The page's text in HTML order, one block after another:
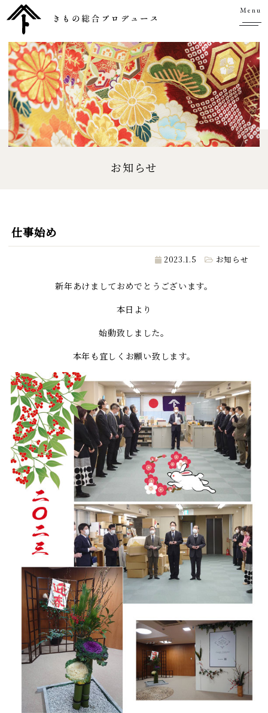
Menu
お知らせ
仕事始め
2023.1.5 お知らせ
新年あけましておめでとうございます。
本日より
始動致しました。
本年も宜しくお願い致します。